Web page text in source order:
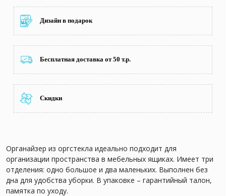
Дизайн в подарок
Бесплатная доставка от 50 т.р.
Скидки
Органайзер из оргстекла идеально подходит для
организации пространства в мебельных ящиках. Имеет три
отделения: одно большое и два маленьких. Выполнен без
дна для удобства уборки. В упаковке – гарантийный талон,
памятка по уходу.